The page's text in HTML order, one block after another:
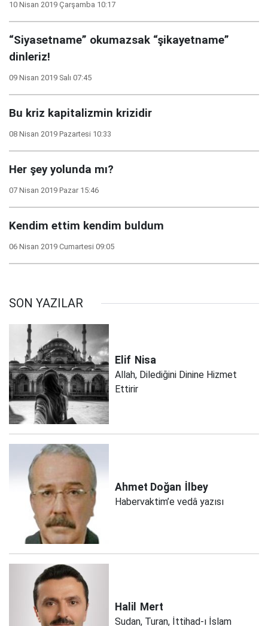
10 Nisan 2019 Çarşamba 10:17
“Siyasetname” okumazsak “şikayetname”
dinleriz!
09 Nisan 2019 Salı 07:45
Bu kriz kapitalizmin krizidir
08 Nisan 2019 Pazartesi 10:33
Her şey yolunda mı?
07 Nisan 2019 Pazar 15:46
Kendim ettim kendim buldum
06 Nisan 2019 Cumartesi 09:05
SON YAZILAR
Elif Nisa
Allah, Dilediğini Dinine Hizmet
Ettirir
Ahmet Doğan İlbey
Habervaktim’e vedâ yazısı
Halil Mert
Sudan, Turan, İttihad-ı İslam